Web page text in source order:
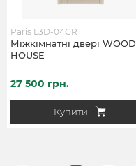
Міжкімнатні двері WOOD
HOUSE
Paris L3D-04CR
Купити
27 500 грн.